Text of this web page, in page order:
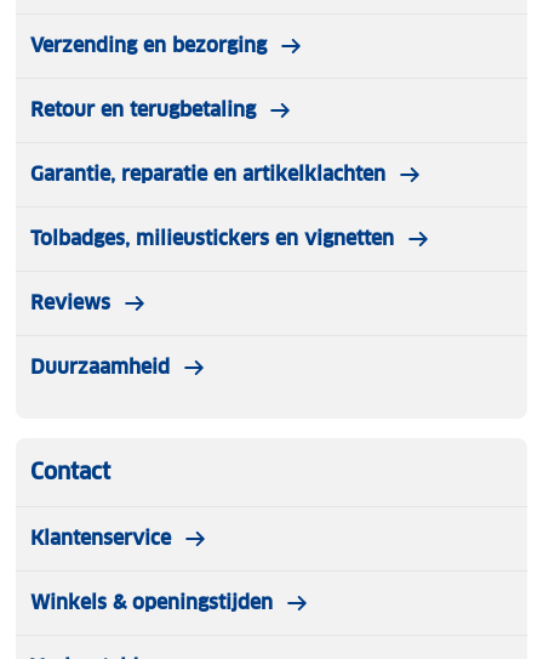
Verzending en bezorging
Retour en terugbetaling
Garantie, reparatie en artikelklachten
Tolbadges, milieustickers en vignetten
Reviews
Duurzaamheid
Contact
Klantenservice
Winkels & openingstijden